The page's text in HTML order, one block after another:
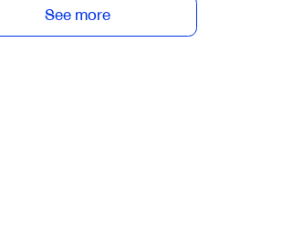
See more